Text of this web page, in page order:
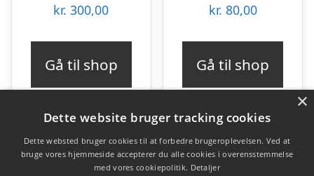
kr. 300,00
Gå til shop
kr. 80,00
Gå til shop
Varekategorier
×
Dette website bruger tracking cookies
Dette websted bruger cookies til at forbedre brugeroplevelsen. Ved at
bruge vores hjemmeside accepterer du alle cookies i overensstemmelse
med vores cookiepolitik. Detaljer